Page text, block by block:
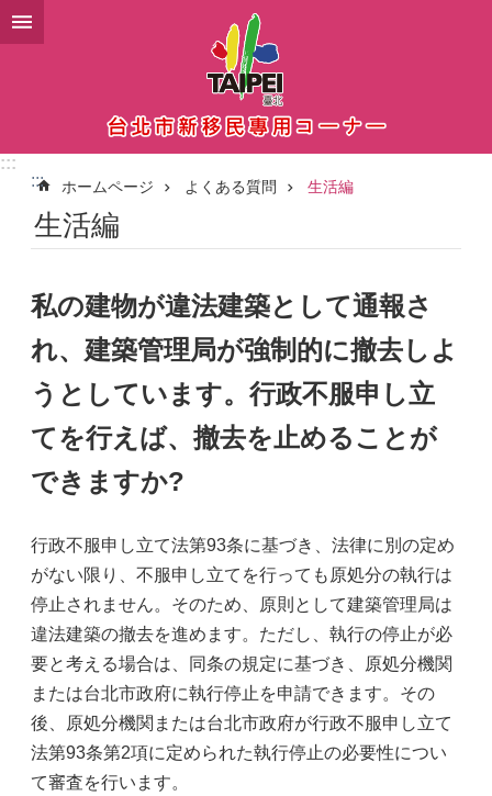
メインコンテンツブロックにスキップ
:::
:::
ホームページ よくある質問 生活編
生活編
私の建物が違法建築として通報さ
れ、建築管理局が強制的に撤去しよ
うとしています。行政不服申し立
てを行えば、撤去を止めることが
できますか?
行政不服申し立て法第93条に基づき、法律に別の定め
がない限り、不服申し立てを行っても原処分の執行は
停止されません。そのため、原則として建築管理局は
違法建築の撤去を進めます。ただし、執行の停止が必
要と考える場合は、同条の規定に基づき、原処分機関
または台北市政府に執行停止を申請できます。その
後、原処分機関または台北市政府が行政不服申し立て
法第93条第2項に定められた執行停止の必要性につい
て審査を行います。